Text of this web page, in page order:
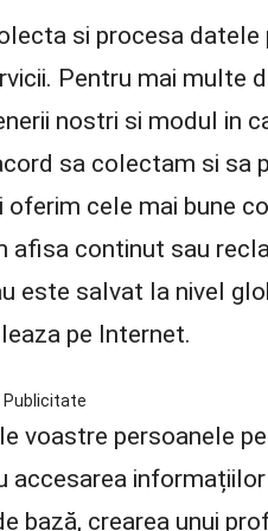
si procesa datele
Pentru mai multe
nostri si modul in
sa colectam si sa
cele mai bune
afisa continut sau
este salvat la nivel
pe Internet.
Publicitate
voastre persoanele
informațiilor
bază, crearea unui